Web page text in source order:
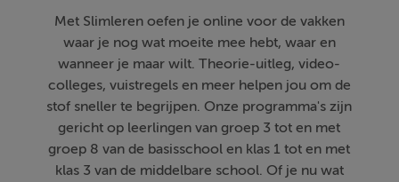
Met Slimleren oefen je online voor de vakken
waar je nog wat moeite mee hebt, waar en
wanneer je maar wilt. Theorie-uitleg, video-
colleges, vuistregels en meer helpen jou om de
stof sneller te begrijpen. Onze programma's zijn
gericht op leerlingen van groep 3 tot en met
groep 8 van de basisschool en klas 1 tot en met
klas 3 van de middelbare school. Of je nu wat